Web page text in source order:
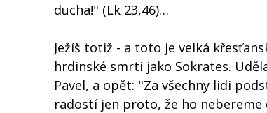
ducha!" (Lk 23,46)…
Ježíš totiž - a toto je velká
hrdinské smrti jako Sokrates.
Pavel, a opět: "Za všechny lidi
radostí jen proto, že ho